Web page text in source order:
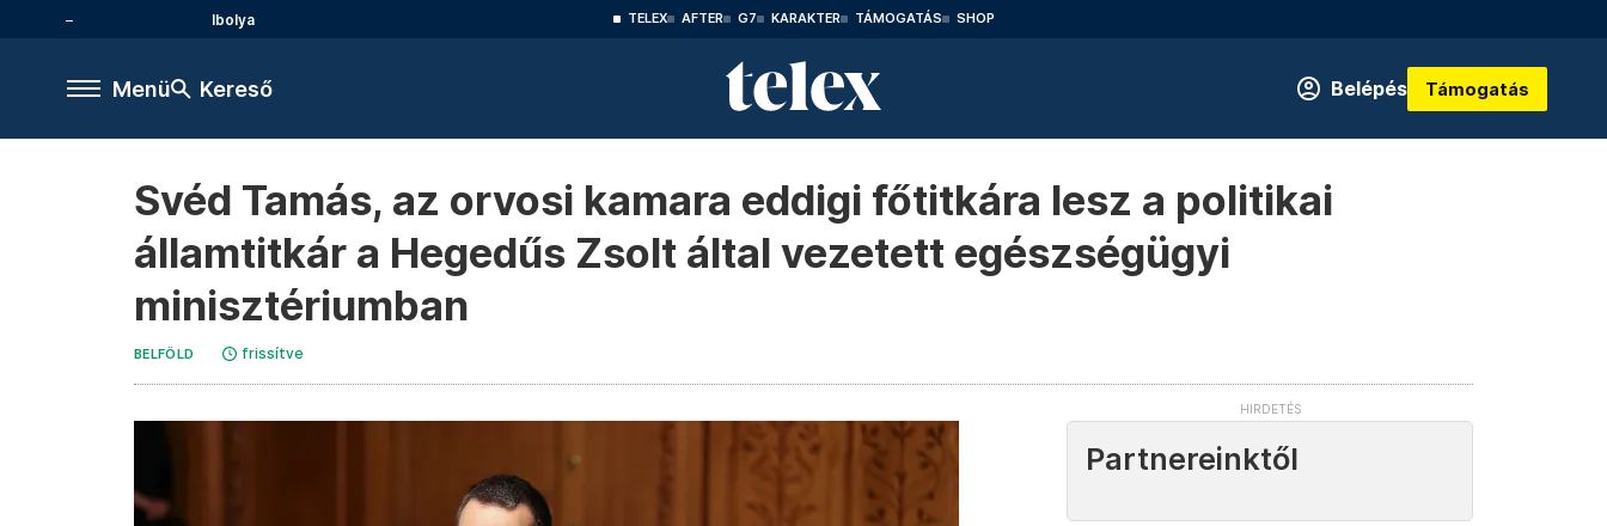
Ibolya TELEX AFTER G7 KARAKTER TÁMOGATÁS SHOP
Menü Kereső Belépés Támogatás
Svéd Tamás, az orvosi kamara eddigi főtitkára lesz a politikai
államtitkár a Hegedűs Zsolt által vezetett egészségügyi
minisztériumban
BELFÖLD frissítve
Partnereinktől